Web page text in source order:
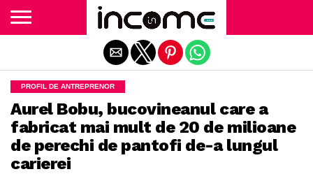
PROFIL DE ANTREPRENOR
Aurel Bobu, bucovineanul care a
fabricat mai mult de 20 de milioane
de perechi de pantofi de-a lungul
carierei
Exit mobile version